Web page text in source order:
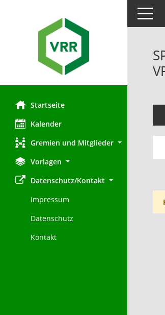
Startseite
Kalender
Gremien und Mitglieder
Vorlagen
Datenschutz/Kontakt
Impressum
Datenschutz
Kontakt
Toggle